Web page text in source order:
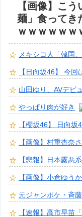
【画像】こ
麺」食ってき
ｗｗｗｗｗｗ
メキシコ人「韓国
【日向坂46】 今回
山田ゆり、AVデビ
やっぱり肉が好き
【櫻坂46】 日向坂
【画像】村重杏奈
【悲報】日本露悪
【画像】小倉ゆう
元ジャンポケ・斉
【速報】高市早苗